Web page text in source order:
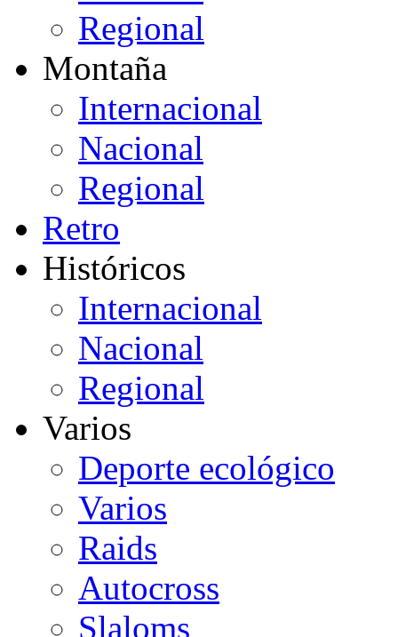
Regional
Montaña
Internacional
Nacional
Regional
Retro
Históricos
Internacional
Nacional
Regional
Varios
Deporte ecológico
Varios
Raids
Autocross
Slaloms